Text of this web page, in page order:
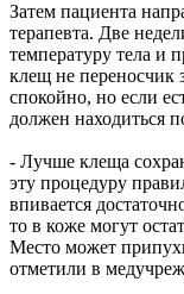
Затем пациента
терапевта. Две
температуру тела и
клещ не переносчик
спокойно, но если
должен находиться
- Лучше клеща
эту процедуру
впивается
то в коже могут
Место может
отметили в